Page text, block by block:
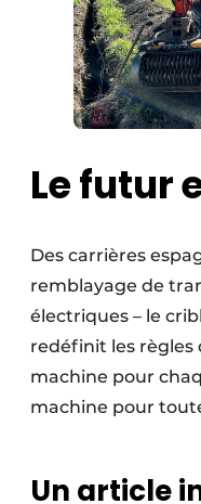
Le futur
Des carrières
remblayage de
électriques – le
redéfinit les règles
machine pour
machine pour
Un article